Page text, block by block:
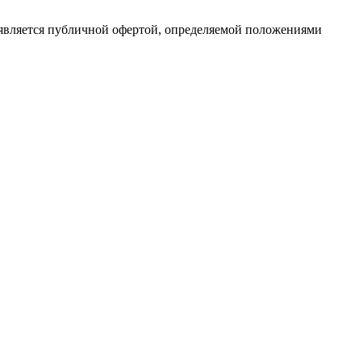
публичной офертой, определяемой положениями